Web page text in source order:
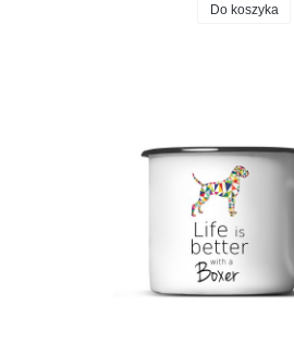
Do koszyka